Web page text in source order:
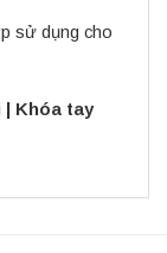
sử dụng cho
Khóa tay